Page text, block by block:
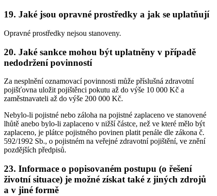
19. Jaké jsou opravné prostředky a jak se uplatňují
Opravné prostředky nejsou stanoveny.
20. Jaké sankce mohou být uplatněny v případě
nedodržení povinností
Za nesplnění oznamovací povinnosti může příslušná zdravotní
pojišťovna uložit pojištěnci pokutu až do výše 10 000 Kč a
zaměstnavateli až do výše 200 000 Kč.
Nebylo-li pojistné nebo záloha na pojistné zaplaceno ve stanovené
lhůtě anebo bylo-li zaplaceno v nižší částce, než ve které mělo být
zaplaceno, je plátce pojistného povinen platit penále dle zákona č.
592/1992 Sb., o pojistném na veřejné zdravotní pojištění, ve znění
pozdějších předpisů.
23. Informace o popisovaném postupu (o řešení
životní situace) je možné získat také z jiných zdrojů
a v jiné formě